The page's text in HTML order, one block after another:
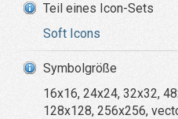
Teil eines Icon-Sets
Soft Icons
Symbolgröße
16x16, 24x24, 32x32,
128x128, 256x256,